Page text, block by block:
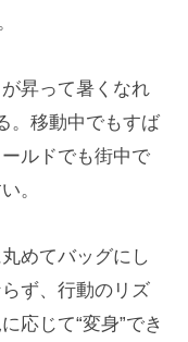
昇って暑くなれ
。移動中でもすば
ルドでも街中で
。
めてバッグにし
ず、行動のリズ
応じて“変身”でき